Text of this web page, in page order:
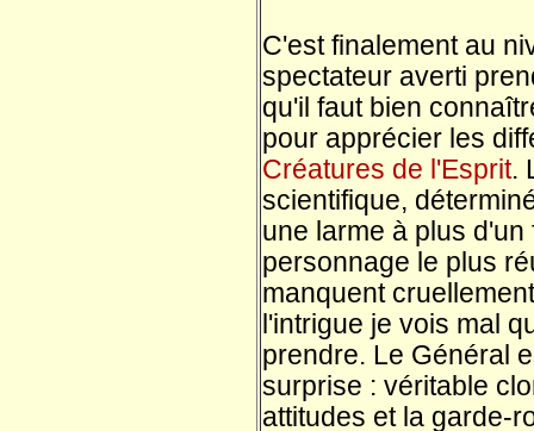
C'est finalement au
spectateur averti
qu'il faut bien
pour apprécier les
Créatures de l'Esprit.
scientifique,
une larme à plus
personnage le plus
manquent
l'intrigue je vois mal
prendre. Le Général
surprise : véritable
attitudes et la garde-